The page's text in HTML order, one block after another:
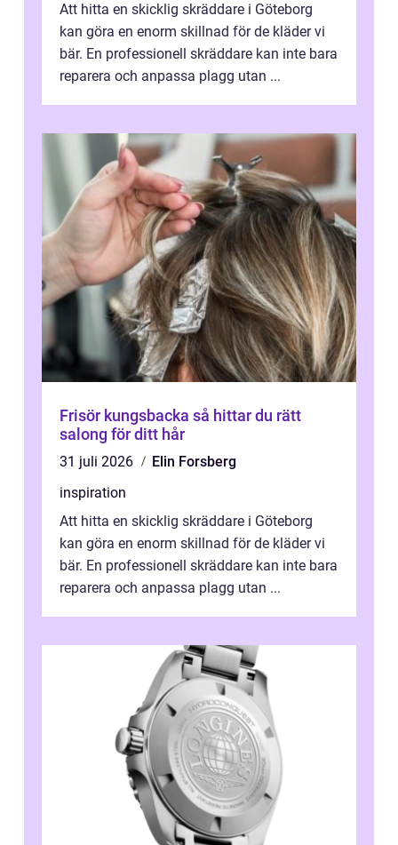
Att hitta en skicklig skräddare i Göteborg
kan göra en enorm skillnad för de kläder vi
bär. En professionell skräddare kan inte bara
reparera och anpassa plagg utan ...
Frisör kungsbacka så hittar du rätt
salong för ditt hår
31 juli 2026
Elin Forsberg
inspiration
Att hitta en skicklig skräddare i Göteborg
kan göra en enorm skillnad för de kläder vi
bär. En professionell skräddare kan inte bara
reparera och anpassa plagg utan ...